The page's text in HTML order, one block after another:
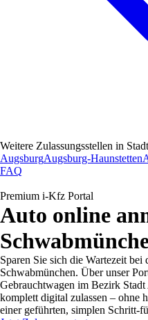
Weitere Zulassungsstellen in
AugsburgAugsburg-Haunstetten
FAQ
Premium i-Kfz Portal
Auto online
Sparen Sie sich die Wartezeit bei
Schwabmünchen. Über unser
Gebrauchtwagen im Bezirk
komplett digital zulassen – ohne
einer geführten, simplen Schritt-